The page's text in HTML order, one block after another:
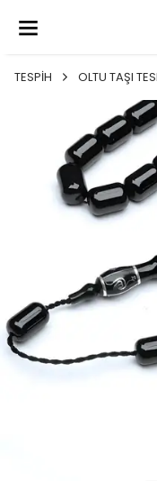
TESPİH OLTU TAŞI